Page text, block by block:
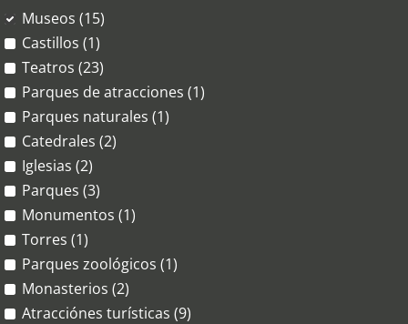
Museos (15)
Castillos (1)
Teatros (23)
Parques de atracciones (1)
Parques naturales (1)
Catedrales (2)
Iglesias (2)
Parques (3)
Monumentos (1)
Torres (1)
Parques zoológicos (1)
Monasterios (2)
Atracciónes turísticas (9)